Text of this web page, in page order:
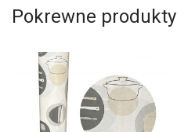
Pokrewne produkty